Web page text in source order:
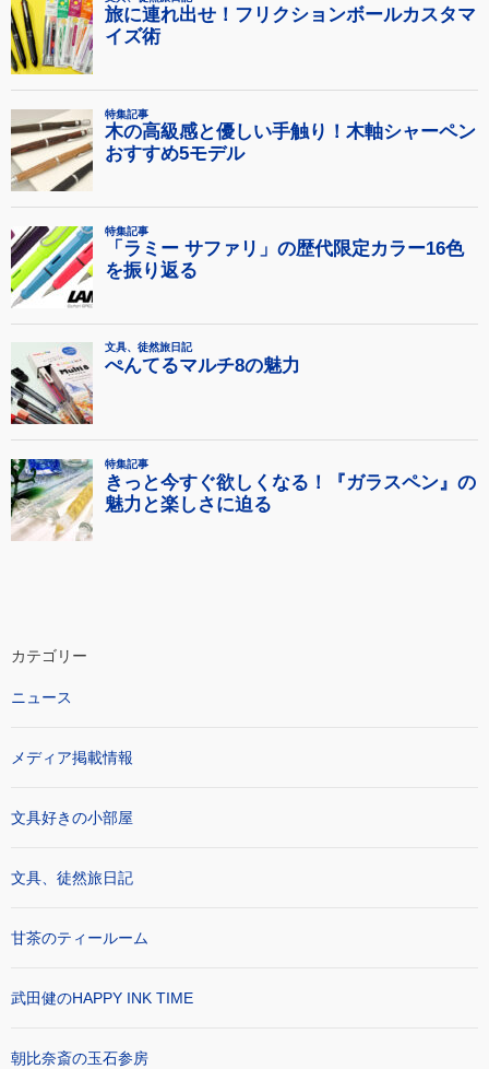
カテゴリー
ニュース
メディア掲載情報
文具好きの小部屋
文具、徒然旅日記
甘茶のティールーム
武田健のHAPPY INK TIME
朝比奈斎の玉石参房